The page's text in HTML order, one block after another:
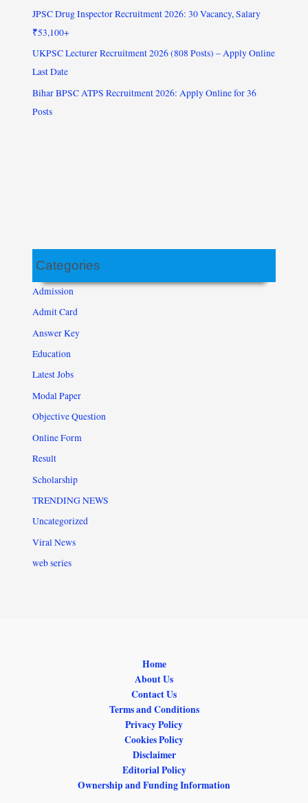
JPSC Drug Inspector Recruitment 2026: 30 Vacancy, Salary
₹53,100+
UKPSC Lecturer Recruitment 2026 (808 Posts) – Apply Online
Last Date
Bihar BPSC ATPS Recruitment 2026: Apply Online for 36
Posts
Categories
Admission
Admit Card
Answer Key
Education
Latest Jobs
Modal Paper
Objective Question
Online Form
Result
Scholarship
TRENDING NEWS
Uncategorized
Viral News
web series
Home
About Us
Contact Us
Terms and Conditions
Privacy Policy
Cookies Policy
Disclaimer
Editorial Policy
Ownership and Funding Information